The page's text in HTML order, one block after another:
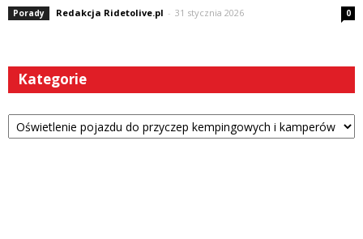
Porady Redakcja Ridetolive.pl - 31 stycznia 2026 0
Kategorie
Kategorie